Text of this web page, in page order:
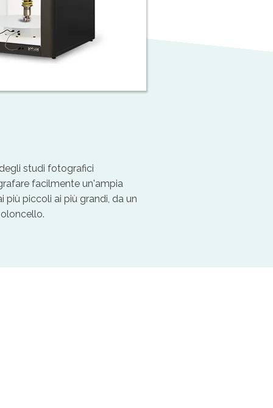
studi fotografici
facilmente un'ampia
più piccoli ai più grandi, da un